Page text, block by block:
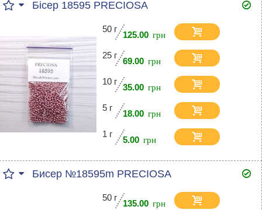
Бісер 18595 PRECIOSA
50 г
125.00
25 г
69.00
10 г
35.00
5 г
18.00
1 г
5.00
Бисер №18595m PRECIOSA
50 г
135.00